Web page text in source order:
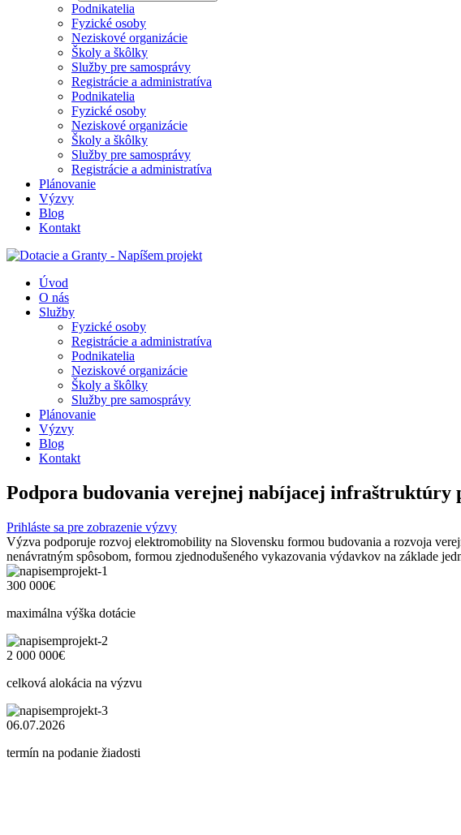
Podnikatelia
Fyzické osoby
Neziskové organizácie
Školy a škôlky
Služby pre samosprávy
Registrácie a administratíva
Podnikatelia
Fyzické osoby
Neziskové organizácie
Školy a škôlky
Služby pre samosprávy
Registrácie a administratíva
Plánovanie
Výzvy
Blog
Kontakt
Úvod
O nás
Služby
Fyzické osoby
Registrácie a administratíva
Podnikatelia
Neziskové organizácie
Školy a škôlky
Služby pre samosprávy
Plánovanie
Výzvy
Blog
Kontakt
Podpora budovania verejnej nabíjacej infraštruktúry
Prihláste sa pre zobrazenie výzvy
Výzva podporuje rozvoj elektromobility na Slovensku formou budovania a rozvoja
nenávratným spôsobom, formou zjednodušeného vykazovania výdavkov na základe
300 000€
maximálna výška dotácie
2 000 000€
celková alokácia na výzvu
06.07.2026
termín na podanie žiadosti